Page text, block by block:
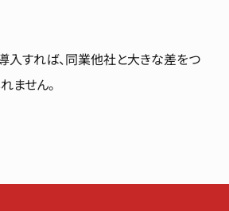
入すれば、同業他社と大きな差をつ
ません。